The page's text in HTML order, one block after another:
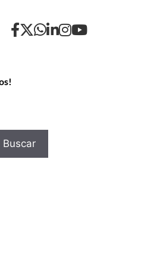
Buscar